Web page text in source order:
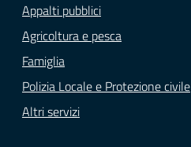
Appalti pubblici
Agricoltura e pesca
Famiglia
Polizia Locale e Protezione civile
Altri servizi